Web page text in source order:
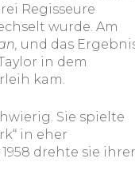
Regisseure
wurde. Am
und das
in dem
kam.
Sie spielte
in eher
drehte sie